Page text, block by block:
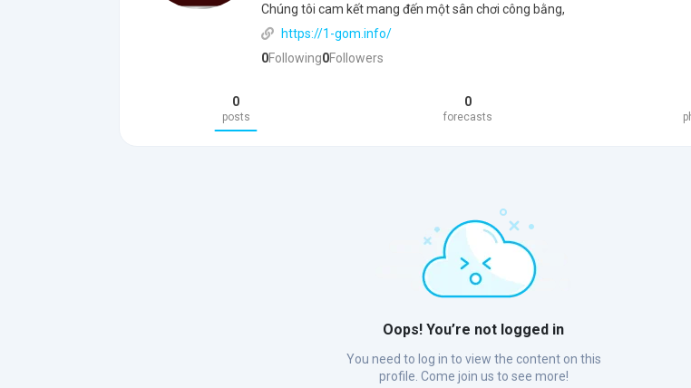
Chúng tôi cam kết mang đến một sân chơi công bằng,
https://1-gom.info/
0Following0Followers
0
posts
0
forecasts
Oops! You’re not logged in
You need to log in to view the content on this
profile. Come join us to see more!